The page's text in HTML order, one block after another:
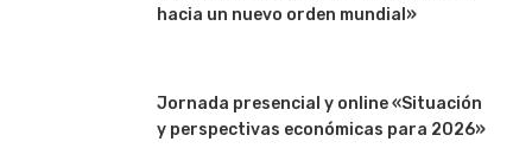
hacia un nuevo orden mundial»
Jornada presencial y online «Situación
y perspectivas económicas para 2026»